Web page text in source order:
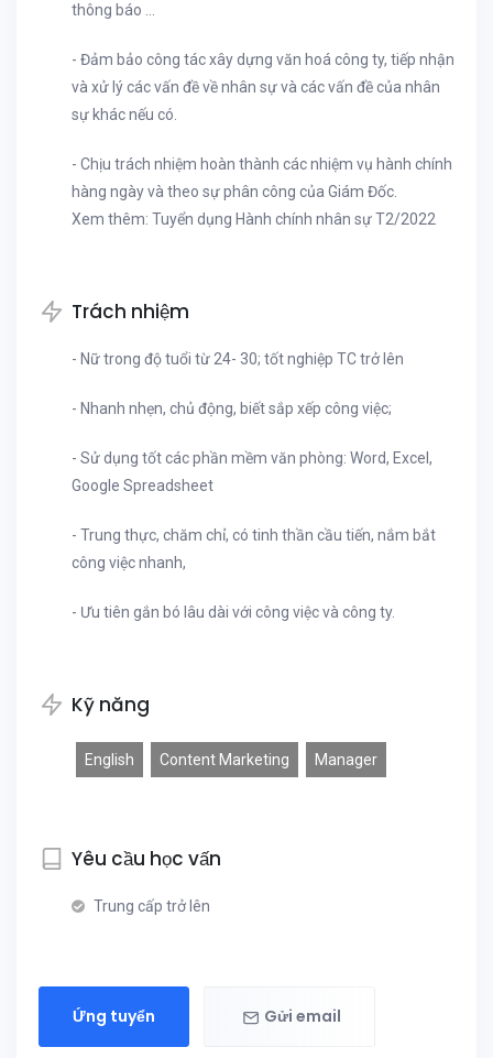
thông báo …
- Đảm bảo công tác xây dựng văn hoá công ty, tiếp nhận
và xử lý các vấn đề về nhân sự và các vấn đề của nhân
sự khác nếu có.
- Chịu trách nhiệm hoàn thành các nhiệm vụ hành chính
hàng ngày và theo sự phân công của Giám Đốc.
Xem thêm: Tuyển dụng Hành chính nhân sự T2/2022
Trách nhiệm
- Nữ trong độ tuổi từ 24- 30; tốt nghiệp TC trở lên
- Nhanh nhẹn, chủ động, biết sắp xếp công việc;
- Sử dụng tốt các phần mềm văn phòng: Word, Excel,
Google Spreadsheet
- Trung thực, chăm chỉ, có tinh thần cầu tiến, nắm bắt
công việc nhanh,
- Ưu tiên gắn bó lâu dài với công việc và công ty.
Kỹ năng
English Content Marketing Manager
Yêu cầu học vấn
Trung cấp trở lên
Ứng tuyển Gửi email